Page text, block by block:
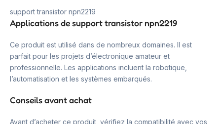
support transistor npn2219
Applications de support transistor npn2219
Ce produit est utilisé dans de nombreux domaines. Il est
parfait pour les projets d’électronique amateur et
professionnelle. Les applications incluent la robotique,
l’automatisation et les systèmes embarqués.
Conseils avant achat
Avant d’acheter ce produit, vérifiez la compatibilité avec vos